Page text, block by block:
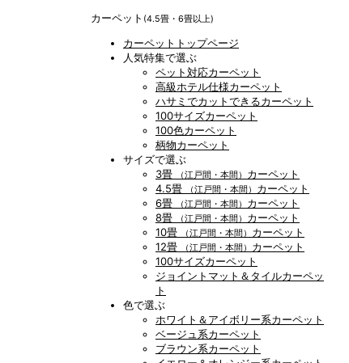
カーペット (4.5畳・6畳以上)
カーペットトップページ
人気特集で選ぶ
ペット対応カーペット
高級ホテル仕様カーペット
ハサミでカットできるカーペット
100サイズカーペット
100色カーペット
柄物カーペット
サイズで選ぶ
3畳
（江戸間・本間） カーペット
4.5畳
（江戸間・本間） カーペット
6畳
（江戸間・本間） カーペット
8畳
（江戸間・本間） カーペット
10畳
（江戸間・本間） カーペット
12畳
（江戸間・本間） カーペット
100サイズカーペット
ジョイントマット＆タイルカーペッ
ト
色で選ぶ
ホワイト＆アイボリー系カーペット
ベージュ系カーペット
ブラウン系カーペット